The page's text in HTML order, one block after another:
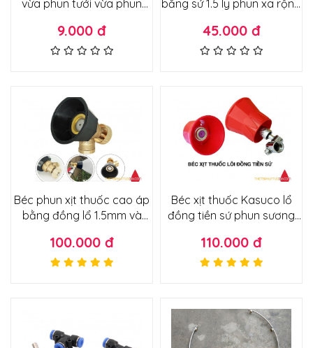
vừa phun tưới vừa phun
nước điều
9.000 đ
bằng sứ 1.5 ly phun xa rộng
45.000 đ
Béc phun xịt thuốc cao áp
bằng đồng lổ 1.5mm và
phun
100.000 đ
Béc xịt thuốc Kasuco lổ
đồng tiền sứ phun sương
110.000 đ